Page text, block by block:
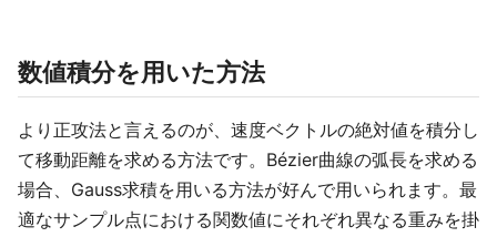
数値積分を用いた方法
より正攻法と言えるのが、速度ベクトルの絶対値を積分し
て移動距離を求める方法です。Bézier曲線の弧長を求める
場合、Gauss求積を用いる方法が好んで用いられます。最
適なサンプル点における関数値にそれぞれ異なる重みを掛